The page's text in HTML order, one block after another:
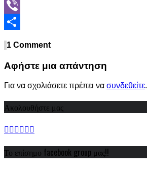
WhatsApp
Viber
1 Comment
Αφήστε μια απάντηση
Για να σχολιάσετε πρέπει να συνδεθείτε.
Ακολουθήστε μας
Το επίσημο facebook group μας!!